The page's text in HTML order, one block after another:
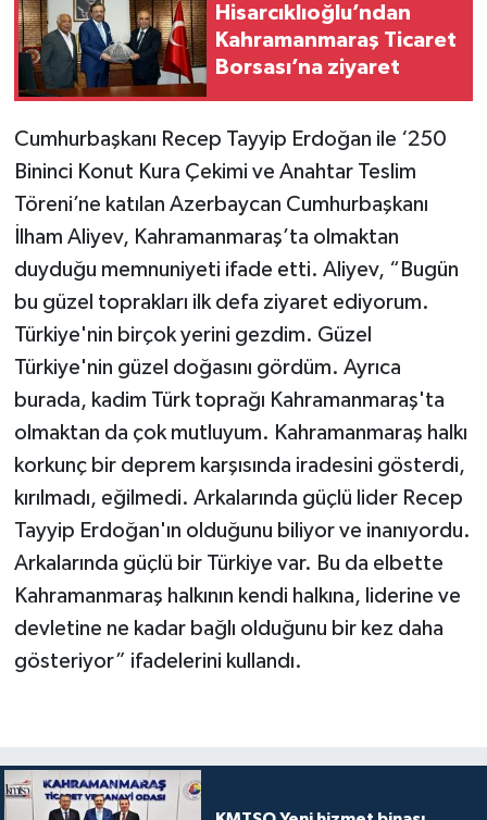
Hisarcıklıoğlu’ndan
Kahramanmaraş Ticaret
Borsası’na ziyaret
Cumhurbaşkanı Recep Tayyip Erdoğan ile ‘250
Bininci Konut Kura Çekimi ve Anahtar Teslim
Töreni’ne katılan Azerbaycan Cumhurbaşkanı
İlham Aliyev, Kahramanmaraş’ta olmaktan
duyduğu memnuniyeti ifade etti. Aliyev, “Bugün
bu güzel toprakları ilk defa ziyaret ediyorum.
Türkiye'nin birçok yerini gezdim. Güzel
Türkiye'nin güzel doğasını gördüm. Ayrıca
burada, kadim Türk toprağı Kahramanmaraş'ta
olmaktan da çok mutluyum. Kahramanmaraş halkı
korkunç bir deprem karşısında iradesini gösterdi,
kırılmadı, eğilmedi. Arkalarında güçlü lider Recep
Tayyip Erdoğan'ın olduğunu biliyor ve inanıyordu.
Arkalarında güçlü bir Türkiye var. Bu da elbette
Kahramanmaraş halkının kendi halkına, liderine ve
devletine ne kadar bağlı olduğunu bir kez daha
gösteriyor” ifadelerini kullandı.